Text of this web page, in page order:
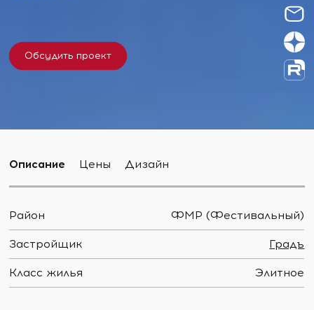
Обсудить проект
Описание Цены Дизайн
Район ФМР (Фестивальный)
Застройщик Градъ
Класс жилья Элитное